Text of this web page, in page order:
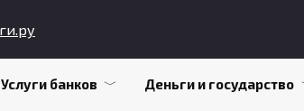
Услуги банков Деньги и государство